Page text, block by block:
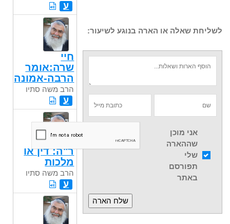
לשליחת שאלה או הארה בנוגע לשיעור:
אני מוכן
שההארה
שלי
תפורסם
באתר
ע
חיי
שרה:אומר
הרבה-אמונה
הרב משה סתיו
ע
ר"ה: דין או
מלכות
הרב משה סתיו
ע